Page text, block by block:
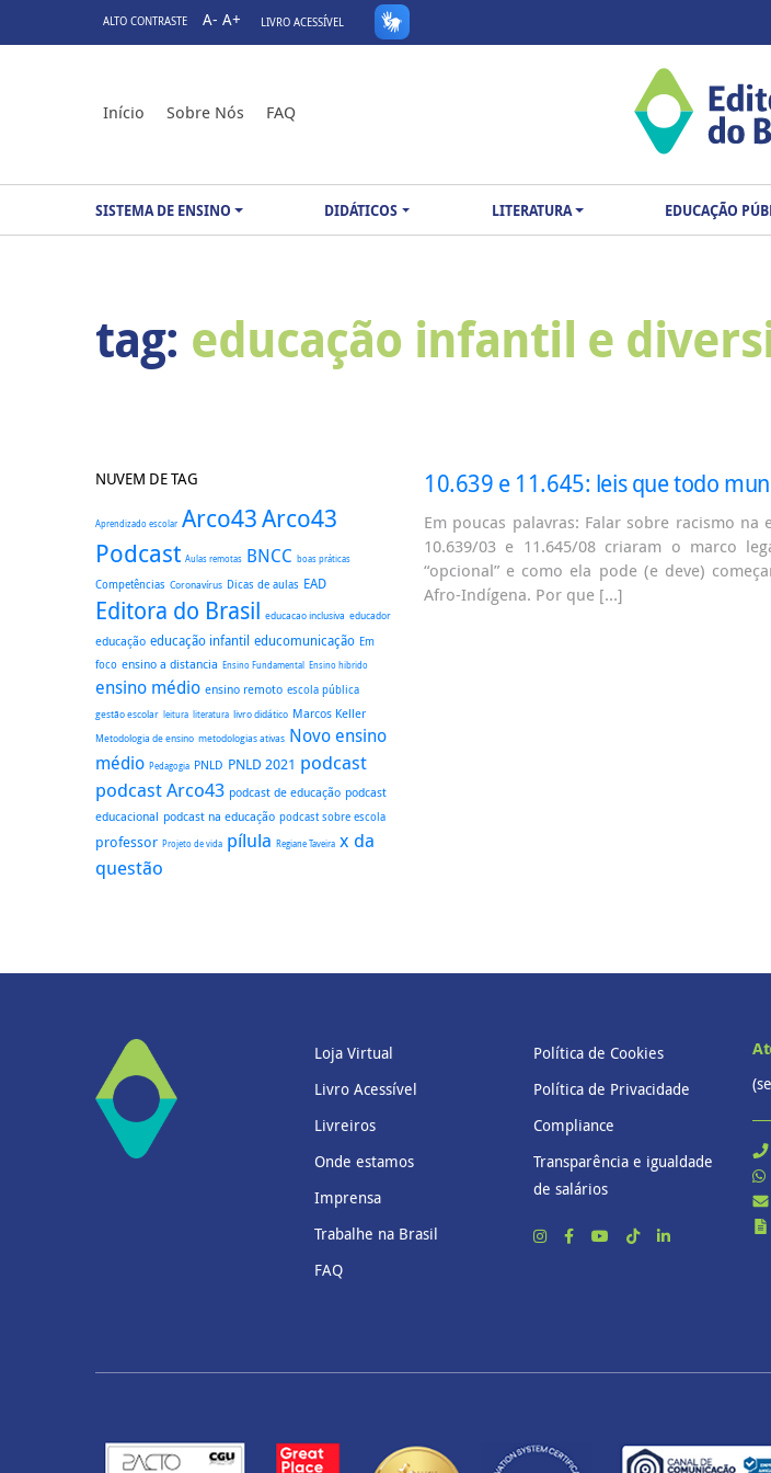
ALTO CONTRASTE A- A+ LIVRO ACESSÍVEL
Início Sobre Nós FAQ
SISTEMA DE ENSINO DIDÁTICOS LITERATURA EDUCAÇÃO
tag: educação infantil e
NUVEM DE TAG
Aprendizado escolar Arco43Arco43
Podcast Aulas remotas BNCC boas práticas
Competências Coronavírus Dicas de aulas EAD
Editora do Brasil educacao inclusiva educador
educação educação infantil educomunicação Em
foco ensino a distancia Ensino Fundamental Ensino hibrido
ensino médio ensino remoto escola pública
gestão escolar leitura literatura livro didático Marcos Keller
Metodologia de ensino metodologias ativas Novo ensino
médio Pedagogia PNLD PNLD 2021 podcast
podcast Arco43 podcast de educação podcast
educacional podcast na educação podcast sobre escola
professor Projeto de vida pílula Regiane Taveira x da
questão
10.639 e 11.645: leis que todo
Em poucas palavras: Falar sobre racismo
10.639/03 e 11.645/08 criaram o marco
“opcional” e como ela pode (e deve)
Afro-Indígena. Por que […]
Loja Virtual
Livro Acessível
Livreiros
Onde estamos
Imprensa
Trabalhe na Brasil
FAQ
Política de Cookies
Política de Privacidade
Compliance
Transparência e igualdade
de salários